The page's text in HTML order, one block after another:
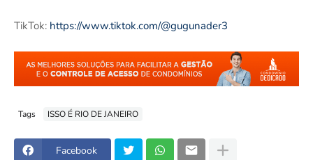
TikTok: https://www.tiktok.com/@gugunader3
Tags ISSO É RIO DE JANEIRO
Facebook